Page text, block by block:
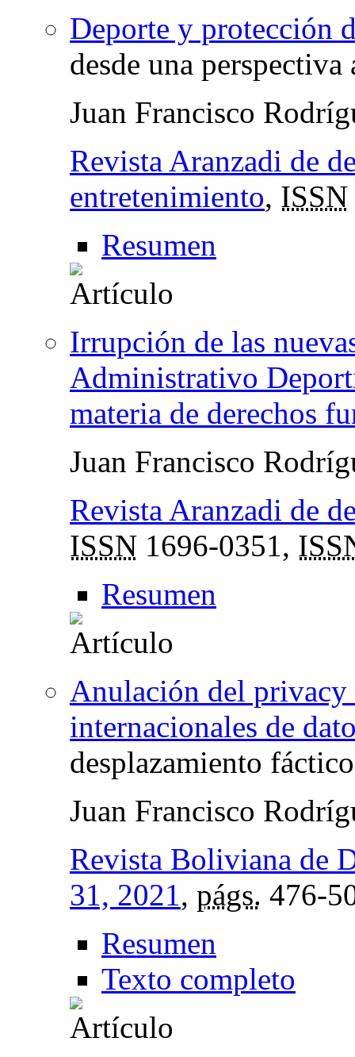
Deporte y protección
desde una
Juan Francisco
Revista Aranzadi de
entretenimiento, ISSN
Resumen
Irrupción de las
Administrativo
materia de derechos
Juan Francisco
Revista Aranzadi de
ISSN 1696-0351,
Resumen
Anulación del privacy
internacionales de
desplazamiento
Juan Francisco
Revista Boliviana de
31, 2021, págs. 476-
Resumen
Texto completo